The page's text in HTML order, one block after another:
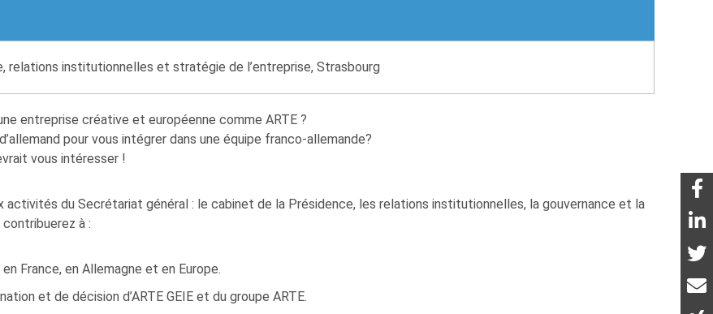
relations institutionnelles et stratégie de l’entreprise, Strasbourg
entreprise créative et européenne comme ARTE ?
pour vous intégrer dans une équipe franco-allemande?
vous intéresser !
du Secrétariat général : le cabinet de la Présidence, les relations institutionnelles, la gouvernance et la
à :
France, en Allemagne et en Europe.
et de décision d’ARTE GEIE et du groupe ARTE.